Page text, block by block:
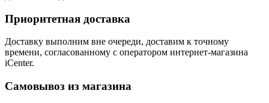
Приоритетная доставка
Доставку выполним вне очереди, доставим к точному
времени, согласованному с оператором интернет-магазина
iCenter.
Самовывоз из магазина